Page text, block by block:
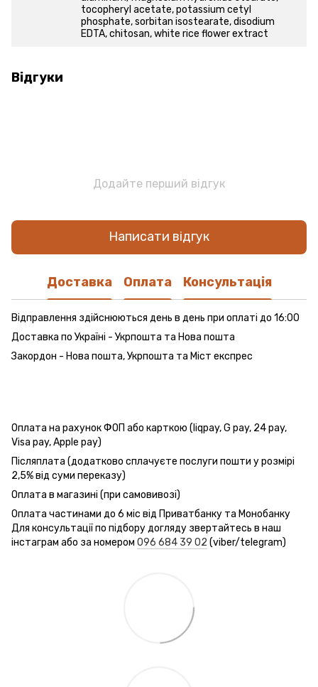
tocopheryl acetate, potassium cetyl
phosphate, sorbitan isostearate, disodium
EDTA, chitosan, white rice flower extract
Відгуки
Додайте перший відгук
Написати відгук
Доставка Оплата Консультація
Відправлення здійснюються день в день при оплаті до 16:00
Доставка по Україні - Укрпошта та Нова пошта
Закордон - Нова пошта, Укрпошта та Міст експрес
Оплата на рахунок ФОП або карткою (liqpay, G pay, 24 pay,
Visa pay, Apple pay)
Післяплата (додатково сплачуєте послуги пошти у розмірі
2,5% від суми переказу)
Оплата в магазині (при самовивозі)
Оплата частинами до 6 міс від Приватбанку та Монобанку
Для консультації по підбору догляду звертайтесь в наш
інстаграм або за номером 096 684 39 02 (viber/telegram)